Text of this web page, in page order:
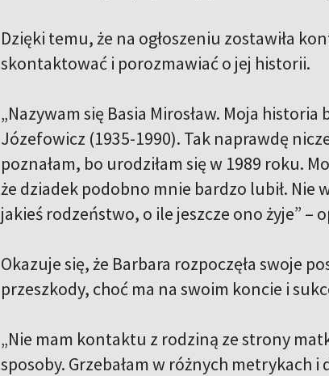
Dzięki temu, że na ogłoszeniu zostawiła
skontaktować i porozmawiać o jej historii.
„Nazywam się Basia Mirosław. Moja
Józefowicz (1935-1990). Tak naprawdę
poznałam, bo urodziłam się w 1989 roku.
że dziadek podobno mnie bardzo lubił. Nie
jakieś rodzeństwo, o ile jeszcze ono żyje” –
Okazuje się, że Barbara rozpoczęła swoje
przeszkody, choć ma na swoim koncie i
„Nie mam kontaktu z rodziną ze strony
sposoby. Grzebałam w różnych metrykach